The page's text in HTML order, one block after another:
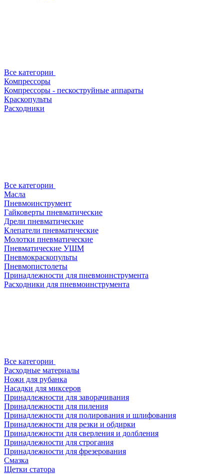
Все категории
Компрессоры
Компрессоры - пескоструйные аппараты
Краскопульты
Расходники
Все категории
Масла
Пневмоинструмент
Гайковерты пневматические
Дрели пневматические
Клепатели пневматические
Молотки пневматические
Пневматические УШМ
Пневмокраскопульты
Пневмопистолеты
Принадлежности для пневмоинструмента
Расходники для пневмоинструмента
Все категории
Расходные материалы
Ножи для рубанка
Насадки для миксеров
Принадлежности для заворачивания
Принадлежности для пиления
Принадлежности для полирования и шлифования
Принадлежности для резки и обдирки
Принадлежности для сверления и долбления
Принадлежности для строгания
Принадлежности для фрезерования
Смазка
Щетки статора